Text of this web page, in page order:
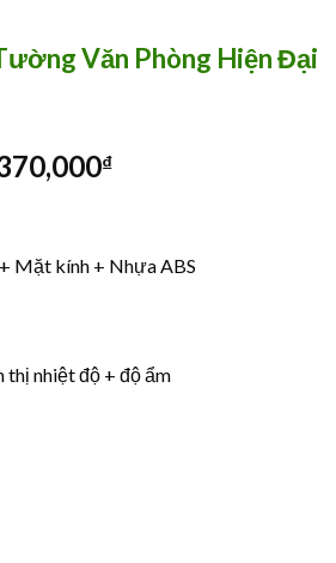
Văn Phòng Hiện Đại
₫
Mặt kính + Nhựa ABS
thị nhiệt độ + độ ẩm